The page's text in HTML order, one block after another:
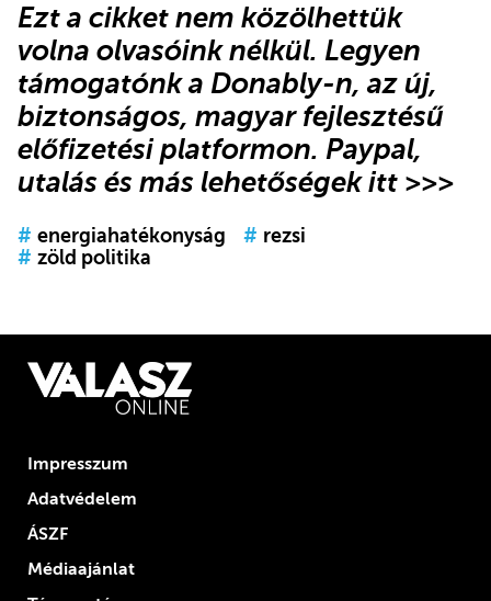
Ezt a cikket nem közölhettük
volna olvasóink nélkül. Legyen
támogatónka Donably-n, az új,
biztonságos, magyar fejlesztésű
előfizetési platformon. Paypal,
utalás és más lehetőségek itt >>>
# energiahatékonyság # rezsi
# zöld politika
Impresszum
Adatvédelem
ÁSZF
Médiaajánlat